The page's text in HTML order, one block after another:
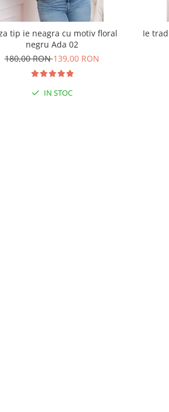
tip ie neagra cu motiv floral
negru Ada 02
180,00 RON139,00 RON
IN STOC
Ie